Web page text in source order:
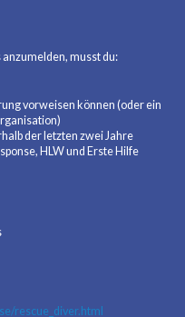
musst du:
vorweisen können (oder ein
der letzten zwei Jahre
HLW und Erste Hilfe
rescue_diver.html